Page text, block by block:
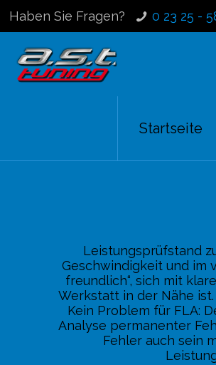
Haben Sie Fragen? 0 23 25 -
Startseite
Leistungsprüfstand
Geschwindigkeit und im
freundlich“, sich mit
Werkstatt in der Nähe
Kein Problem für FLA:
Analyse permanenter
Fehler auch sein